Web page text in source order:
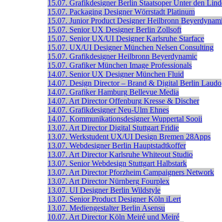
15.07. Grafikdesigner Berlin Staatsoper Unter den
15.07. Packaging Designer Wörrstadt Platinum
15.07. Junior Product Designer Heilbronn
15.07. Senior UX Designer Berlin Zollsoft
15.07. Senior UX/UI Designer Karlsruhe Starface
15.07. UX/UI Designer München Nelsen Consulting
15.07. Grafikdesigner Heilbronn Beyerdynamic
15.07. Grafiker München Image Professionals
14.07. Senior UX Designer München Fluid
14.07. Design Director – Brand & Digital Berlin Laudo
14.07. Grafiker Hamburg Bellevue Media
14.07. Art Director Offenburg Kresse & Discher
14.07. Grafikdesigner Neu-Ulm Ehnes
14.07. Kommunikationsdesigner Wuppertal Sooii
13.07. Art Director Digital Stuttgart Fridie
13.07. Werkstudent UX/UI Design Bremen 28Apps
13.07. Webdesigner Berlin Hauptstadtkoffer
13.07. Art Director Karlsruhe Whiteout Studio
13.07. Senior Webdesign Stuttgart Halbstark
13.07. Art Director Pforzheim Campaigners Network
13.07. Art Director Nürnberg Fourplex
13.07. UI Designer Berlin Wildstyle
13.07. Senior Product Designer Köln iLert
13.07. Mediengestalter Berlin Asensu
10.07. Art Director Köln Meiré und Meiré